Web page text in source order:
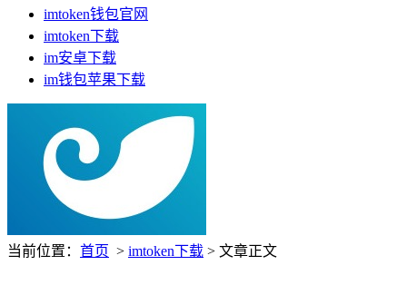
imtoken钱包官网
imtoken下载
im安卓下载
im钱包苹果下载
当前位置： 首页 > imtoken下载 > 文章正文